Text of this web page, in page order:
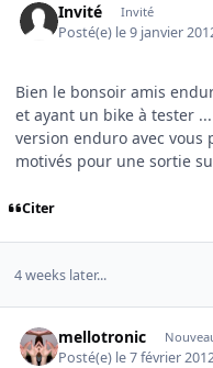
Invité Invité
Posté(e) le 9 janvier
Bien le bonsoir amis
et ayant un bike à tester
version enduro avec vous
motivés pour une sortie
Citer
4 weeks later...
mellotronic
Posté(e) le 7 février